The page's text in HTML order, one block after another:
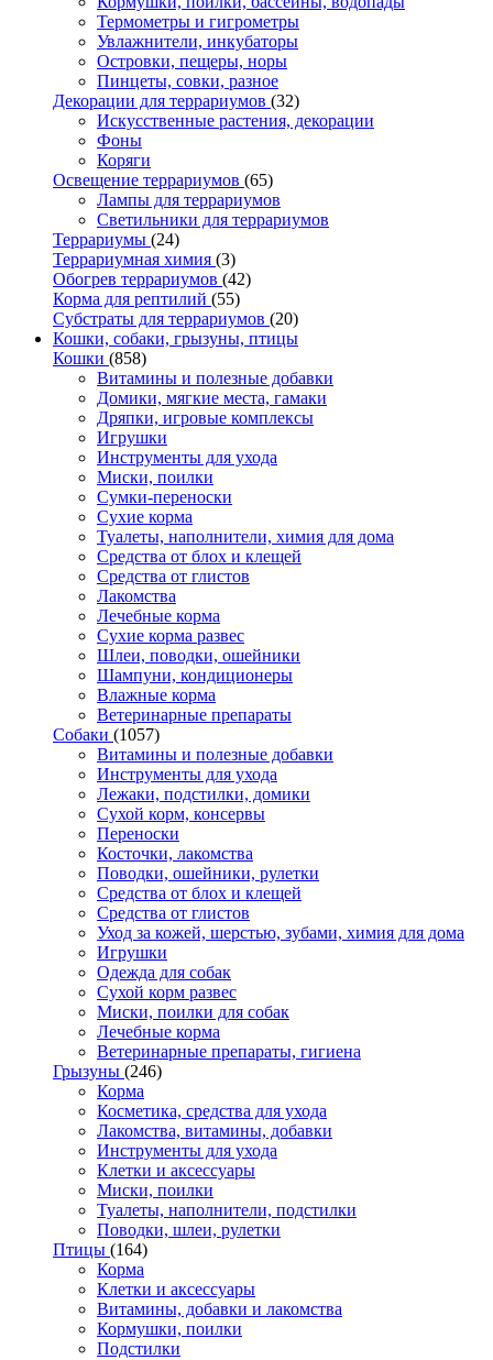
Термометры и гигрометры
Увлажнители, инкубаторы
Островки, пещеры, норы
Пинцеты, совки, разное
Декорации для террариумов (32)
Искусственные растения, декорации
Фоны
Коряги
Освещение террариумов (65)
Лампы для террариумов
Светильники для террариумов
Террариумы (24)
Террариумная химия (3)
Обогрев террариумов (42)
Корма для рептилий (55)
Субстраты для террариумов (20)
Кошки, собаки, грызуны, птицы
Кошки (858)
Витамины и полезные добавки
Домики, мягкие места, гамаки
Дряпки, игровые комплексы
Игрушки
Инструменты для ухода
Миски, поилки
Сумки-переноски
Сухие корма
Туалеты, наполнители, химия для дома
Средства от блох и клещей
Средства от глистов
Лакомства
Лечебные корма
Сухие корма развес
Шлеи, поводки, ошейники
Шампуни, кондиционеры
Влажные корма
Ветеринарные препараты
Собаки (1057)
Витамины и полезные добавки
Инструменты для ухода
Лежаки, подстилки, домики
Сухой корм, консервы
Переноски
Косточки, лакомства
Поводки, ошейники, рулетки
Средства от блох и клещей
Средства от глистов
Уход за кожей, шерстью, зубами, химия для дома
Игрушки
Одежда для собак
Сухой корм развес
Миски, поилки для собак
Лечебные корма
Ветеринарные препараты, гигиена
Грызуны (246)
Корма
Косметика, средства для ухода
Лакомства, витамины, добавки
Инструменты для ухода
Клетки и аксессуары
Миски, поилки
Туалеты, наполнители, подстилки
Поводки, шлеи, рулетки
Птицы (164)
Корма
Клетки и аксессуары
Витамины, добавки и лакомства
Кормушки, поилки
Подстилки